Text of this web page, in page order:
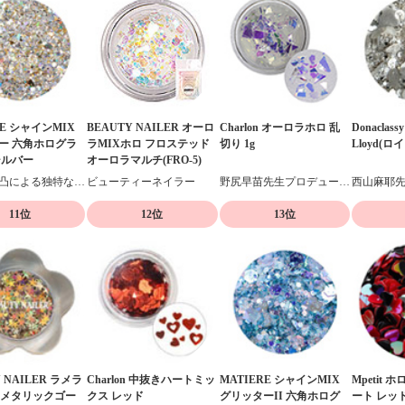
シャインMIX
六角ホログラ
バー
BEAUTY NAILER オーロ
ラMIXホロ フロステッド
オーロラマルチ(FRO-5)
ビューティーネイラー
Charlon オーロラホロ 乱
切り 1g
Lloyd(ロ
11位
NAILER ラメラ
タリックゴー
12位
Charlon 中抜きハートミッ
クス レッド
13位
MATIERE シャインMIX
グリッターII 六角ホログ
Mpetit ホ
ート レッ